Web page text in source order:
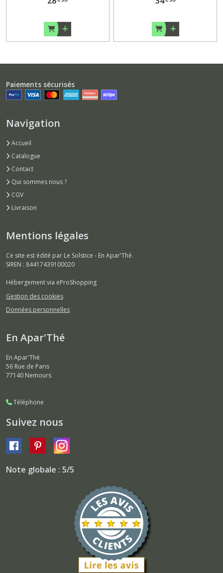
Paiements sécurisés
Navigation
Accueil
Catalogue
Contact
Qui sommes nous ?
CGV
Livraison
Mentions légales
Ce site est édité par Le Solstice - En Apar'Thé.
SIREN : 84417439100020
Hébergement via eProShopping
Gestion des cookies
Données personnelles
En Apar'Thé
En Apar'Thé
56 Rue de Paris
77140 Nemours
Téléphone
Suivez nous
Note globale : 5/5